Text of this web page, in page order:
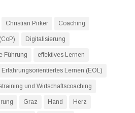
Christian Pirker Coaching
Digitalisierung
Führung effektives Lernen
Erfahrungsorientiertes Lernen (EOL)
und Wirtschaftscoaching
Graz Hand Herz